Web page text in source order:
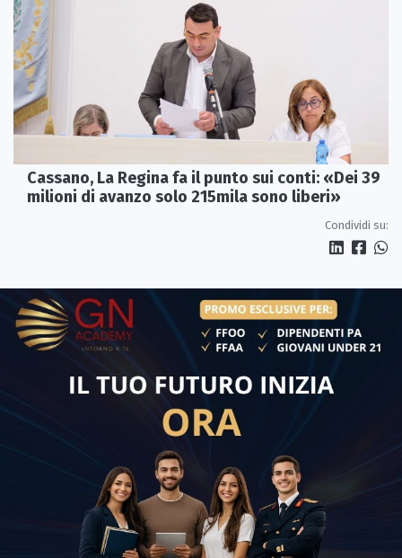
Cassano, La Regina fa il punto sui conti: «Dei 39
milioni di avanzo solo 215mila sono liberi»
Condividi su: